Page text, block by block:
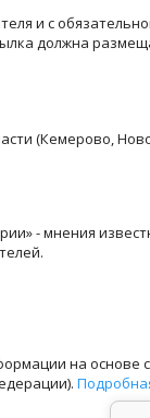
и с
должна
(Кемерово,
- мнения
на основе